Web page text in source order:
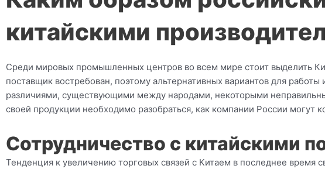
китайскими
Среди мировых промышленных центров во всем мире стоит выделить
поставщик востребован, поэтому альтернативных вариантов для
различиями, существующими между народами, некоторыми
своей продукции необходимо разобраться, как компании России могут
Сотрудничество с китайскими
Тенденция к увеличению торговых связей с Китаем в последнее время